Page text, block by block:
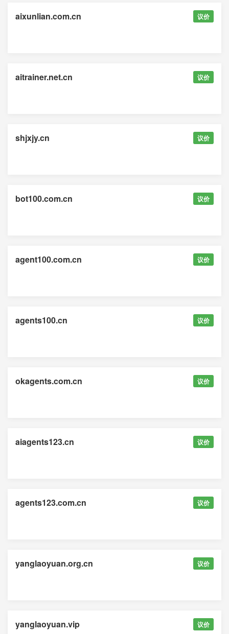
aixunlian.com.cn 议价
aitrainer.net.cn 议价
shjxjy.cn 议价
bot100.com.cn 议价
agent100.com.cn 议价
agents100.cn 议价
okagents.com.cn 议价
aiagents123.cn 议价
agents123.com.cn 议价
yanglaoyuan.org.cn 议价
yanglaoyuan.vip 议价